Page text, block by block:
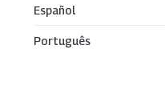
Español
Português